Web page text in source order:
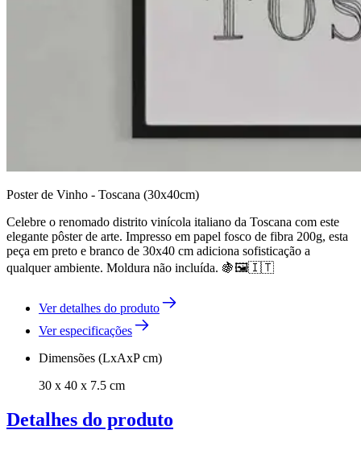
Poster de Vinho - Toscana (30x40cm)
Celebre o renomado distrito vinícola italiano da Toscana com este
elegante pôster de arte. Impresso em papel fosco de fibra 200g, esta
peça em preto e branco de 30x40 cm adiciona sofisticação a
qualquer ambiente. Moldura não incluída. 🍇🖼️🇮🇹
Ver detalhes do produto
Ver especificações
Dimensões (LxAxP cm)
30 x 40 x 7.5 cm
Detalhes do produto